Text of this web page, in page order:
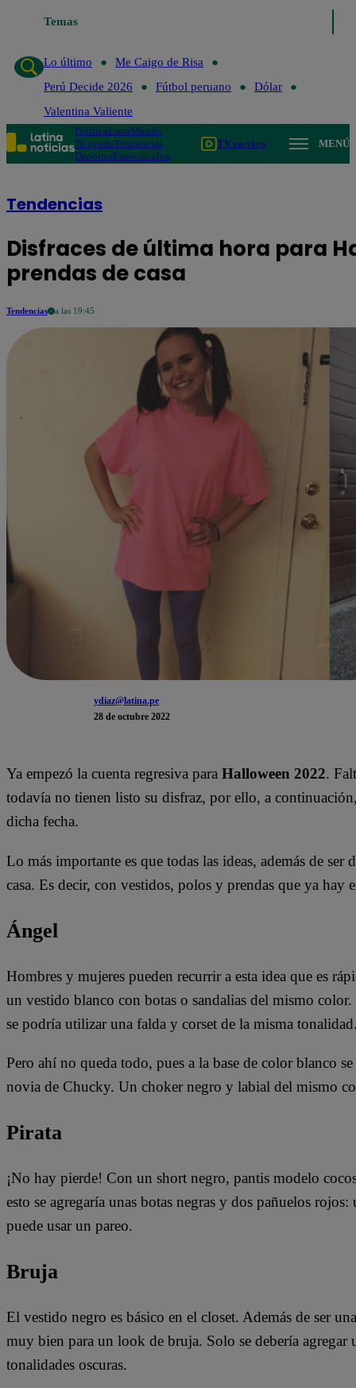
Temas
Lo último
Me Caigo de Risa
Perú Decide 2026
Fútbol peruano
Dólar
Valentina Valiente
PolíticaLimaMundo
Te ayudoTendencias
DeportesEspectáculos
TV en vivo MENÚ
Tendencias
Disfraces de última hora para
prendas de casa
Tendencias a las 19:45
ydiaz@latina.pe
28 de octubre 2022
Ya empezó la cuenta regresiva para Halloween 2022.
todavía no tienen listo su disfraz, por ello, a
dicha fecha.
Lo más importante es que todas las ideas, además de
casa. Es decir, con vestidos, polos y prendas que ya hay
Ángel
Hombres y mujeres pueden recurrir a esta idea que es
un vestido blanco con botas o sandalias del mismo
se podría utilizar una falda y corset de la misma
Pero ahí no queda todo, pues a la base de color blanco
novia de Chucky. Un choker negro y labial del mismo
Pirata
¡No hay pierde! Con un short negro, pantis modelo
esto se agregaría unas botas negras y dos pañuelos
puede usar un pareo.
Bruja
El vestido negro es básico en el closet. Además de ser
muy bien para un look de bruja. Solo se debería agregar
tonalidades oscuras.